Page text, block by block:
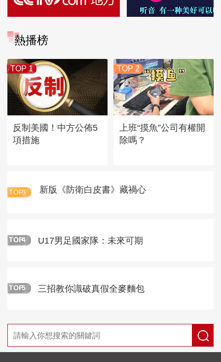
熱播榜
TOP 1
反制美國！中方公佈5
項措施
TOP 2
上班“摸魚”公司有權開
除嗎？
TOP3 新版《防衛白皮書》藏禍心
TOP4 U17男足國家隊：未來可期
TOP5 三招教你識破真假全麥麵包